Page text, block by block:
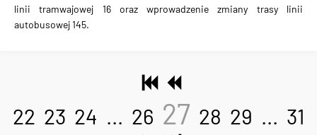
linii tramwajowej 16oraz wprowadzenie zmiany trasy linii
autobusowej 145.
22 23 24 ... 26 27 28 29 ... 31